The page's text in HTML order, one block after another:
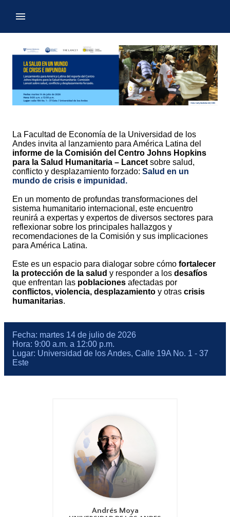
La Facultad de Economía de la Universidad de los
Andes invita al lanzamiento para América Latina del
informe de la Comisión del Centro Johns Hopkins
para la Salud Humanitaria – Lancet sobre salud,
conflicto y desplazamiento forzado: Salud en un
mundo de crisis e impunidad.
En un momento de profundas transformaciones del
sistema humanitario internacional, este encuentro
reunirá a expertas y expertos de diversos sectores para
reflexionar sobre los principales hallazgos y
recomendaciones de la Comisión y sus implicaciones
para América Latina.
Este es un espacio para dialogar sobre cómo fortalecer
la protección de la salud y responder a los desafíos
que enfrentan las poblaciones afectadas por
conflictos, violencia, desplazamiento y otras crisis
humanitarias.
Fecha: martes 14 de julio de 2026
Hora: 9:00 a.m. a 12:00 p.m.
Lugar: Universidad de los Andes, Calle 19A No. 1 - 37
Este
Andrés Moya